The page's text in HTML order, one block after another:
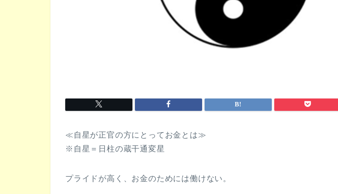
≪自星が正官の方にとってお金とは≫
※自星＝日柱の蔵干通変星
プライドが高く、お金のためには働けない。